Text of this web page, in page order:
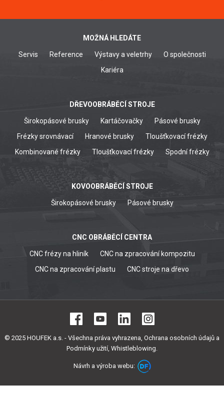
MOŽNÁ HLEDÁTE
Servis Reference Výstavy a veletrhy
O společnosti
Kariéra
DŘEVOOBRÁBĚCÍ STROJE
Širokopásové brusky Kartáčovačky
Pásové brusky
Frézky srovnávací
Hranové brusky
Tloušťkovací frézky
Kombinované frézky
Tloušťkovací frézky Spodní frézky
KOVOOBRÁBĚCÍ STROJE
Širokopásové brusky Pásové brusky
CNC OBRÁBĚCÍ CENTRA
CNC frézy na hliník
CNC na zpracování kompozitu
CNC na zpracování plastu
CNC stroje na dřevo
© 2025 HOUFEK a.s. - Všechna práva vyhrazena, Ochrana osobních údajů a
Podmínky užití, Whistleblowing.
Návrh a výroba webu: